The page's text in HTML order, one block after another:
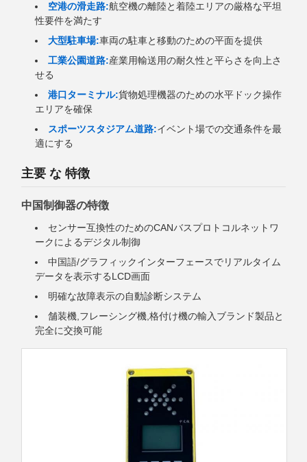
空港の滑走路:航空機の離陸と着陸エリアの厳格な平坦
性要件を満たす
大型駐車場:車両の駐車と移動のための平面を提供
工業公園道路:産業用輸送用の耐久性と平らさを向上さ
せる
港口ターミナル:貨物処理機器のための水平ドック操作
エリアを確保
スポーツスタジアム道路:イベント場での交通条件を最
適にする
主要 な 特徴
中国制御器の特徴
センサー互換性のためのCANバスプロトコルネットワ
ークによるデジタル制御
中国語/グラフィックインターフェースでリアルタイム
データを表示するLCD画面
明確な故障表示の自動診断システム
舗装機,フレーシング機,格付け機の輸入ブランド製品と
完全に交換可能